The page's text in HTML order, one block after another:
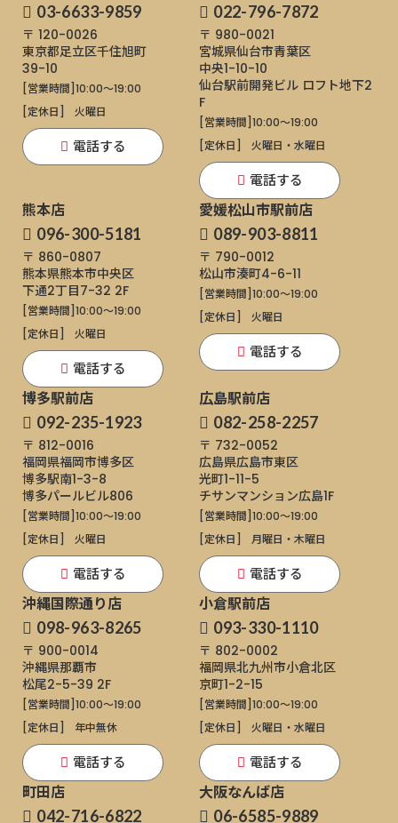
03-6633-9859
〒 120-0026
東京都足立区千住旭町
39-10
[営業時間]10:00～19:00
[定休日]
火曜日
電話する
022-796-7872
〒 980-0021
宮城県仙台市青葉区
中央1-10-10
仙台駅前開発ビル ロフト地下2
F
[営業時間]10:00～19:00
[定休日]
火曜日・水曜日
電話する
熊本店
096-300-5181
〒 860-0807
熊本県熊本市中央区
下通2丁目7-32 2F
[営業時間]10:00～19:00
[定休日]
火曜日
電話する
愛媛松山市駅前店
089-903-8811
〒 790-0012
松山市湊町4-6-11
[営業時間]10:00～19:00
[定休日]
火曜日
電話する
博多駅前店
092-235-1923
〒 812-0016
福岡県福岡市博多区
博多駅南1-3-8
博多パールビル806
[営業時間]10:00～19:00
[定休日]
火曜日
電話する
広島駅前店
082-258-2257
〒 732-0052
広島県広島市東区
光町1-11-5
チサンマンション広島1F
[営業時間]10:00～19:00
[定休日]
月曜日・木曜日
電話する
沖縄国際通り店
098-963-8265
〒 900-0014
沖縄県那覇市
松尾2-5-39 2F
[営業時間]10:00～19:00
[定休日]
年中無休
電話する
小倉駅前店
093-330-1110
〒 802-0002
福岡県北九州市小倉北区
京町1-2-15
[営業時間]10:00～19:00
[定休日]
火曜日・水曜日
電話する
町田店
042-716-6822
大阪なんば店
06-6585-9889